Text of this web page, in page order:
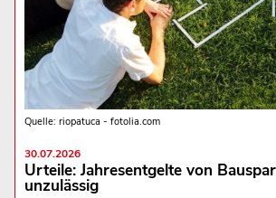
Quelle: riopatuca - fotolia.com
30.07.2026
Urteile: Jahresentgelte von
unzulässig